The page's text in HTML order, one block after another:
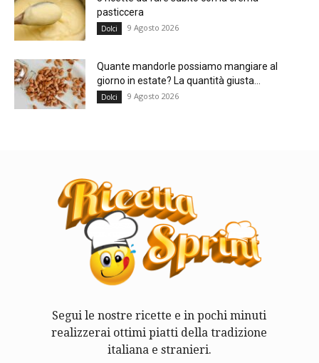
pasticcera
Dolci 9 Agosto 2026
Quante mandorle possiamo mangiare al
giorno in estate? La quantità giusta...
Dolci 9 Agosto 2026
Segui le nostre ricette e in pochi minuti
realizzerai ottimi piatti della tradizione
italiana e stranieri.